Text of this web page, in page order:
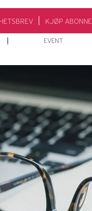
KJØP
EVENT